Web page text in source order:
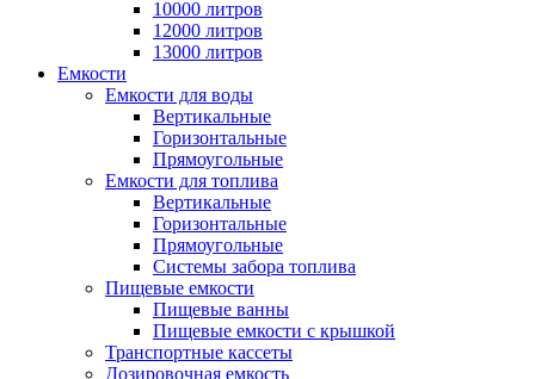
10000 литров
12000 литров
13000 литров
Емкости
Емкости для воды
Вертикальные
Горизонтальные
Прямоугольные
Емкости для топлива
Вертикальные
Горизонтальные
Прямоугольные
Системы забора топлива
Пищевые емкости
Пищевые ванны
Пищевые емкости с крышкой
Транспортные кассеты
Дозировочная емкость